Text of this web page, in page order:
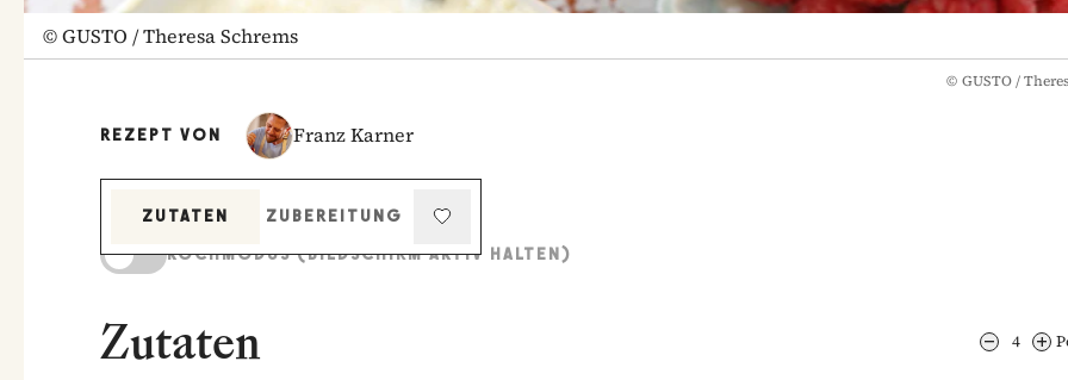
©GUSTO / Theresa Schrems
© GUSTO /
REZEPT VON Franz Karner
ZUTATEN
ZUBEREITUNG
KOCHMODUS (BILDSCHIRM AKTIV HALTEN)
Zutaten 4